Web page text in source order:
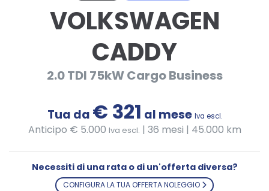
VOLKSWAGEN
CADDY
2.0 TDI 75kW Cargo Business
Tua da € 321 al mese Iva escl.
Anticipo € 5.000 Iva escl. | 36 mesi | 45.000 km
Necessiti di una rata o di un'offerta diversa?
CONFIGURA LA TUA OFFERTA NOLEGGIO